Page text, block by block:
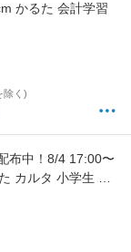
かるた 会計学習
除く)
布中！8/4 17:00〜
カルタ 小学生 子
！えいごかるた